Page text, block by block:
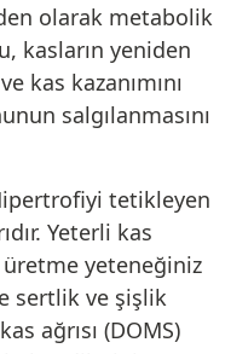
olarak metabolik
kasların yeniden
kas kazanımını
salgılanmasını
tetikleyen
Yeterli kas
üretme yeteneğiniz
sertlik ve şişlik
ağrısı (DOMS)